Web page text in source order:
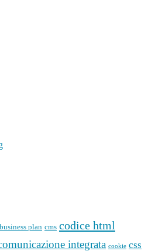
business plan cms codice html
integrata cookie css